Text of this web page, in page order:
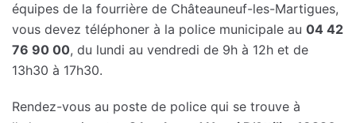
équipes de la fourrière de Châteauneuf-les-Martigues,
vous devez téléphoner à la police municipale au 04 42
76 90 00, du lundi au vendredi de 9h à 12h et de
13h30 à 17h30.
Rendez-vous au poste de police qui se trouve à